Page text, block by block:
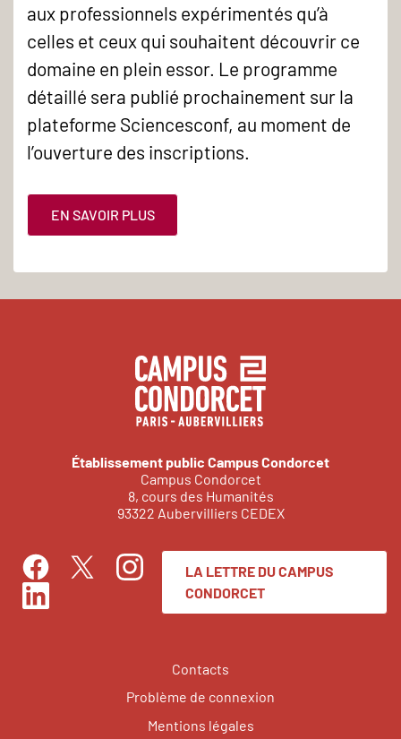
aux professionnels expérimentés qu’à
celles et ceux qui souhaitent découvrir ce
domaine en plein essor. Le programme
détaillé sera publié prochainement sur la
plateforme Sciencesconf, au moment de
l’ouverture des inscriptions.
EN SAVOIR PLUS
Établissement public Campus Condorcet
Campus Condorcet
8, cours des Humanités
93322 Aubervilliers CEDEX
FacebookTwitterInstagram
LinkedIn
LA LETTRE DU CAMPUS
CONDORCET
Contacts
Problème de connexion
Mentions légales